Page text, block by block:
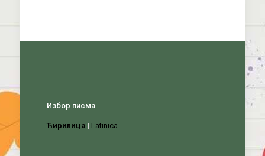
Избор писма
Ћирилица | Latinica